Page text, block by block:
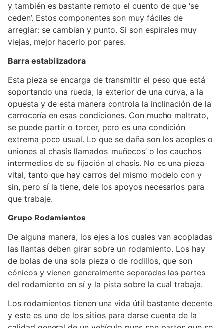
y también es bastante remoto el cuento de que ‘se
ceden’. Estos componentes son muy fáciles de
arreglar: se cambian y punto. Si son espirales muy
viejas, mejor hacerlo por pares.
Barra estabilizadora
Esta pieza se encarga de transmitir el peso que está
soportando una rueda, la exterior de una curva, a la
opuesta y de esta manera controla la inclinación de la
carrocería en esas condiciones. Con mucho maltrato,
se puede partir o torcer, pero es una condición
extrema poco usual. Lo que se daña son los acoples o
uniones al chasís llamados ‘muñecos’ o los cauchos
intermedios de su fijación al chasís. No es una pieza
vital, tanto que hay carros del mismo modelo con y
sin, pero sí la tiene, dele los apoyos necesarios para
que trabaje.
Grupo Rodamientos
De alguna manera, los ejes a los cuales van acopladas
las llantas deben girar sobre un rodamiento. Los hay
de bolas de una sola pieza o de rodillos, que son
cónicos y vienen generalmente separadas las partes
del rodamiento en sí y la pista sobre la cual trabaja.
Los rodamientos tienen una vida útil bastante decente
y este es uno de los sitios para darse cuenta de la